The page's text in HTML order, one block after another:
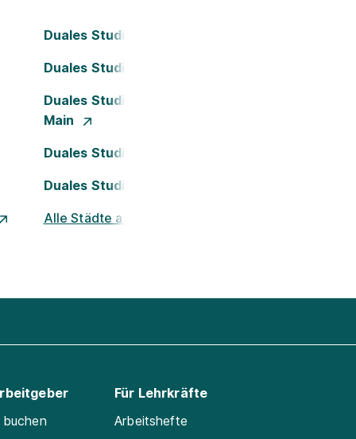
Duales Studium Bielefeld
Duales Studium Darmstadt
Duales Studium Frankfurt am
Main
Duales Studium Köln
Duales Studium Nürnberg
Alle Städte ansehen
Für Lehrkräfte
Arbeitshefte